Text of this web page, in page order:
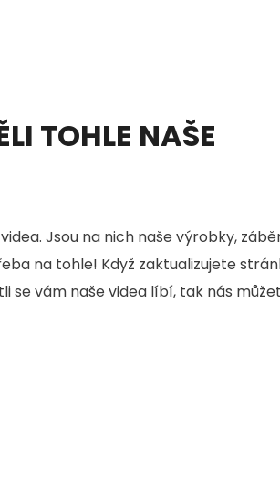
TOHLE NAŠE
Jsou na nich naše výrobky,
na tohle! Když zaktualizujete
se vám naše videa líbí, tak nás